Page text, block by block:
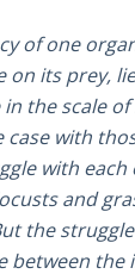
of one
on its prey,
the scale
case with
with
and
the
between the